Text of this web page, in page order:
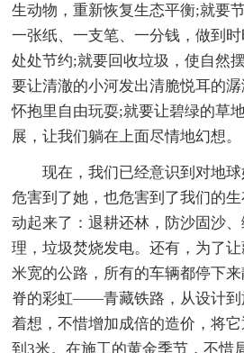
生动物，重新恢复生态平衡;就要
一张纸、一支笔、一分钱，做到时
处处节约;就要回收垃圾，使自然
要让清澈的小河发出清脆悦耳的
怀抱里自由玩耍;就要让碧绿的草
展，让我们躺在上面尽情地幻想。
现在，我们已经意识到对地球
危害到了她，也危害到了我们的
动起来了：退耕还林，防沙固沙
理，垃圾焚烧发电。还有，为了
米宽的公路，所有的车辆都停下
脊的彩虹——青藏铁路，从设计到
着想，不惜增加成倍的造价，将
到3米。在施工的黄金季节，不惜